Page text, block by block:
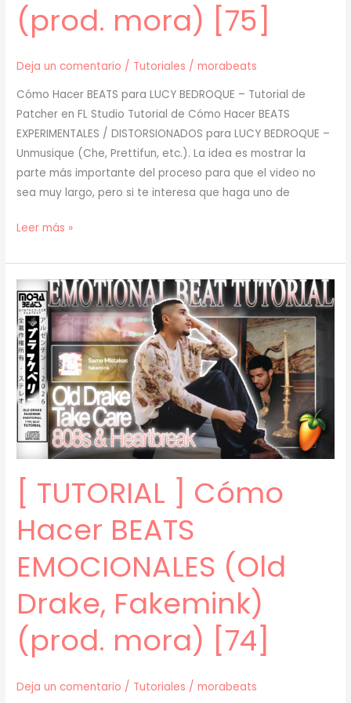
(prod. mora) [75]
Deja un comentario / Tutoriales /morabeats
Cómo Hacer BEATS para LUCY BEDROQUE – Tutorial de
Patcher en FL Studio Tutorial de Cómo Hacer BEATS
EXPERIMENTALES / DISTORSIONADOS para LUCY BEDROQUE –
Unmusique (Che, Prettifun, etc.). La idea es mostrar la
parte más importante del proceso para que el video no
sea muy largo, pero si te interesa que haga uno de
[
]
Cómo
Hacer
BEATS
para
LUCY
BEDROQUE
(prod.
mora)
[75]
Leer más »
[ TUTORIAL ] Cómo
Hacer BEATS
EMOCIONALES (Old
Drake, Fakemink)
(prod. mora) [74]
Deja un comentario / Tutoriales /morabeats